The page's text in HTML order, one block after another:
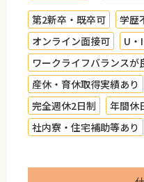
第2新卒・既卒可 学歴
オンライン面接可
U・
ワークライフバランスが
産休・育休取得実績あり
完全週休2日制
年間休
社内寮・住宅補助等あり